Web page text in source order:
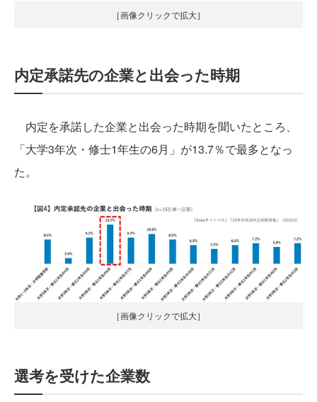
［画像クリックで拡大］
内定承諾先の企業と出会った時期
内定を承諾した企業と出会った時期を聞いたところ、
「大学3年次・修士1年生の6月」が13.7％で最多となっ
た。
［画像クリックで拡大］
選考を受けた企業数